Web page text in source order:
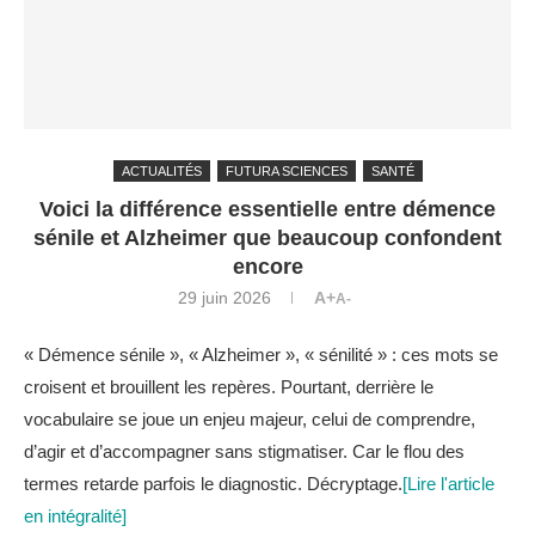
ACTUALITÉS FUTURA SCIENCES SANTÉ
Voici la différence essentielle entre démence
sénile et Alzheimer que beaucoup confondent
encore
29 juin 2026 A+A-
« Démence sénile », « Alzheimer », « sénilité » : ces mots se
croisent et brouillent les repères. Pourtant, derrière le
vocabulaire se joue un enjeu majeur, celui de comprendre,
d’agir et d’accompagner sans stigmatiser. Car le flou des
termes retarde parfois le diagnostic. Décryptage.[Lire l'article
en intégralité]